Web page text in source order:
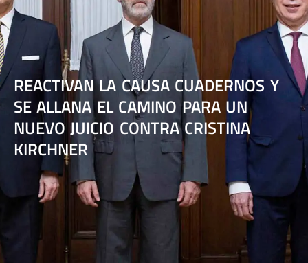
REACTIVAN LA CAUSA CUADERNOS Y
SE ALLANA EL CAMINO PARA UN
NUEVO JUICIO CONTRA CRISTINA
KIRCHNER